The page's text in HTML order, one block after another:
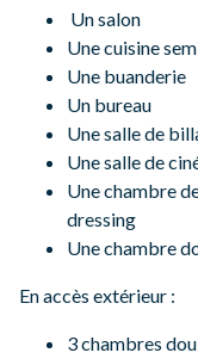
Un salon
Une cuisine
Une buanderie
Un bureau
Une salle de
Une salle de
Une chambre
dressing
Une chambre
En accès extérieur :
3 chambres